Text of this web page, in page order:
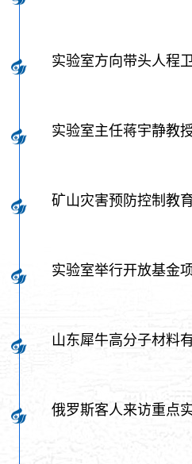
实验室方向带头人程
实验室主任蒋宇静教
矿山灾害预防控制教
实验室举行开放基金
山东犀牛高分子材料
俄罗斯客人来访重点